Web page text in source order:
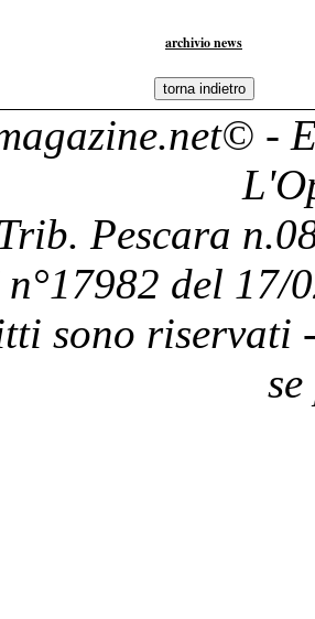
archivio news
© -
Pescara
n°17982 del 17/
sono riservati